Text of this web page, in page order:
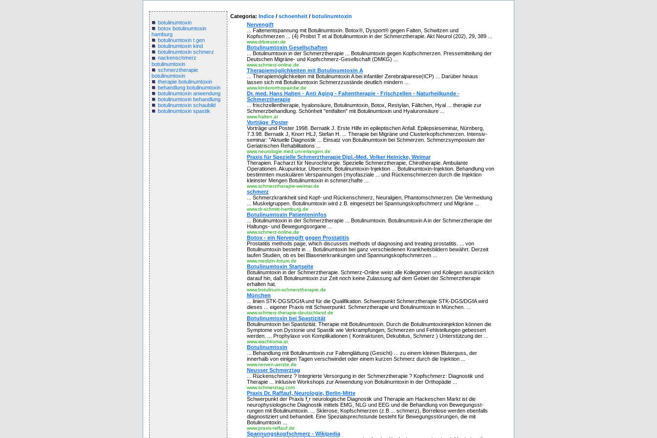
botulinumtoxin
botox botulinumtoxin
hamburg
botulinumtoxin t gen
botulinumtoxin kind
botulinumtoxin schmerz
nackenschmerz
botulinumtoxin
schmerztherapie
botulinumtoxin
therapie botulinumtoxin
behandlung botulinumtoxin
botulinumtoxin anwendung
botulinumtoxin behandlung
botulinumtoxin schaubild
botulinumtoxin spastik
Categoria: Indice / schoenheit / botulinumtoxin
Nervengift
... Faltenentspannung mit Botulinumtoxin. Botox®, Dysport® gegen Falten, Schwitzen und
Kopfschmerzen ... (4) Probst T et al Botulinumtoxin in der Schmerztherapie. Akt Neurol (202), 29, 389 ...
www.drbresser.de
Botulinumtoxin Gesellschaften
... Botulinumtoxin in der Schmerztherapie ... Botulinumtoxin gegen Kopfschmerzen. Pressemitteilung der
Deutschen Migräne- und Kopfschmerz-Gesellschaft (DMKG) ...
www.schmerz-online.de
Therapiemöglichkeiten mit Botulinumtoxin A
... Therapiemöglichkeiten mit Botulinumtoxin A bei infantiler Zerebralparese(ICP) ... Darüber hinaus
lassen sich mit Botulinumtoxin Schmerzzustände deutlich mindern ...
www.kinderorthopaedie.de
Dr. med. Hans Halten - Anti Aging - Faltentherapie - Frischzellen - Naturheilkunde -
Schmerztherapie
... frischzellentherapie, hyalonsäure, Botulinumtoxin, Botox, Restylan, Fältchen, Hyal ... therapie zur
Schmerzbehandlung. Schönheit "entfalten" mit Botulinumtoxin und Hyaluronsäure ...
www.halten.at
Vorträge_Poster
Vorträge und Poster 1998. Bernatik J. Erste Hilfe im epileptischen Anfall. Epilepsieseminar, Nürnberg,
7.3.98. Bernatik J, Knorr HLJ, Stefan H. ... Therapie bei Migräne und Clusterkopfschmerzen. Intensiv-
seminar: "Aktuelle Diagnostik ... Einsatz von Botulinumtoxin bei Schmerzen. Schmerzsymposium der
Geriatrischen Rehabilitations ...
www.neurologie.med.uni-erlangen.de
Praxis für Spezielle Schmerztherapie Dipl.-Med. Volker Heinicke, Weimar
Therapien. Facharzt für Neurochirurgie. Spezielle Schmerztherapie, Chirotherapie. Ambulante
Operationen. Akupunktur. Übersicht. Botulinumtoxin-Injektion ... Botulinumtoxin-Injektion. Behandlung von
bestimmten muskulären Verspannungen (myofasziale ... und Rückenschmerzen durch die Injektion
kleinster Mengen Botulinumtoxin in schmerzhafte ...
www.schmerztherapie-weimar.de
schmerz
... Schmerzkrankheit sind Kopf- und Rückenschmerz, Neuralgien, Phantomschmerzen. Die Vermeidung
... Muskelgruppen. Botulinumtoxin wird z.B. eingesetzt bei Spannungskopfschmerz und Migräne ...
www.dr-schmitt-hamburg.de
Botulinumtoxin Patienteninfos
... Botulinumtoxin in der Schmerztherapie ... Botulinumtoxin. Botulinumtoxin A in der Schmerztherapie der
Haltungs- und Bewegungsorgane ...
www.schmerz-online.de
Botox - ein Nervengift gegen Prostatitis
Prostatitis methods page, which discusses methods of diagnosing and treating prostatitis. ... von
Botulinumtoxin besteht in ... Botulinumtoxin bei ganz verschiedenen Krankheitsbildern bewährt. Derzeit
laufen Studien, ob es bei Blasenerkrankungen und Spannungskopfschmerzen ...
www.medizin-forum.de
Botulinumtoxin Startseite
Botulinumtoxin in der Schmerztherapie. Schmerz-Online weist alle Kolleginnen und Kollegen ausdrücklich
darauf hin, daß Botulinumtoxin zur Zeit noch keine Zulassung auf dem Gebiet der Schmerztherapie
erhalten hat.
www.botulinum-schmerztherapie.de
München
... linien STK-DGS/DGfA und für die Qualifikation. Schwerpunkt Schmerztherapie STK-DGS/DGfA wird
dieses ... eigener Praxis mit Schwerpunkt. Schmerztherapie und Botulinumtoxin in München. ...
www.schmerz-therapie-deutschland.de
Botulinumtoxin bei Spastizität
Botulinumtoxin bei Spastizität. Therapie mit Botulinumtoxin. Durch die Botulinumtoxininjektion können die
Symptome von Dystonie und Spastik wie Verkrampfungen, Schmerzen und Fehlstellungen gebessert
werden. ... Prophylaxe von Komplikationen ( Kontrakturen, Dekubitus, Schmerz ) Unterstützung der ...
www.wachkoma.at
Botulinumtoxin
... Behandlung mit Botulinumtoxin zur Faltenglättung (Gesicht) ... zu einem kleinen Bluterguss, der
innerhalb von einigen Tagen verschwindet oder einem kurzen Schmerz durch die Injektion ...
www.nerven-aerzte.de
Neusser Schmerztag
... Rückenschmerz ? Integrierte Versorgung in der Schmerztherapie ? Kopfschmerz: Diagnostik und
Therapie ... inklusive Workshops zur Anwendung von Botulinumtoxin in der Orthopädie ...
www.schmerztag.com
Praxis Dr. Raffauf, Neurologie, Berlin-Mitte
Schwerpunkt der Praxis f¸r neurologische Diagnostik und Therapie am Hackeschen Markt ist die
neurophysiologische Diagnostik mittels EMG, NLG und EEG und die Behandlung von Bewegungsst-
rungen mit Botulinumtoxin. ... Sklerose, Kopfschmerzen (z.B ... schmerz), Borreliose werden ebenfalls
diagnostiziert und behandelt. Eine Spezialsprechstunde besteht für Bewegungsstörungen, die mit
Botulinumtoxin ...
www.praxis-raffauf.de
Spannungskopfschmerz - Wikipedia